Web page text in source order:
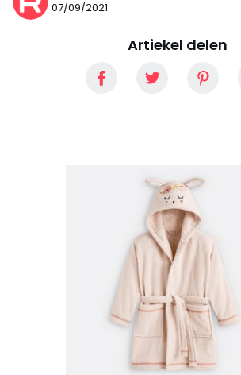
07/09/2021
Artiekel delen